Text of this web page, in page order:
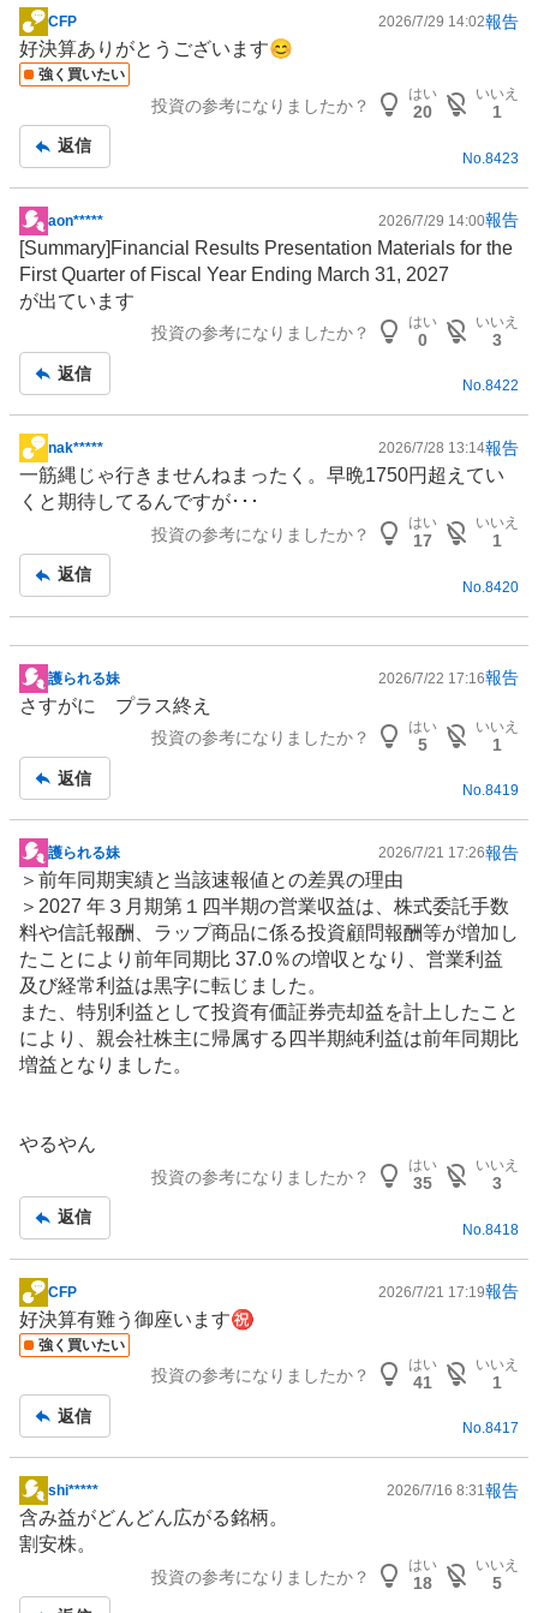
掲
示
板
CFP 2026/7/29 14:02報告
好決算ありがとうございます😊
強く買いたい
投資の参考になりましたか？
はい
20
いいえ
1
返信
No. 8423
掲
示
板
記
aon***** 2026/7/29 14:00報告
[Summary]Financial Results Presentation Materials for the
First Quarter of Fiscal Year Ending March 31, 2027
が出ています
投資の参考になりましたか？
はい
0
いいえ
3
返信
No.8422
掲
板
nak***** 2026/7/28 13:14報告
一筋縄じゃ行きませんねまったく。早晩1750円超えてい
くと期待してるんですが･･･
投資の参考になりましたか？
はい
17
いいえ
1
返信
No. 8420
掲
示
事
護られる妹 2026/7/22 17:16報告
さすがに プラス終え
投資の参考になりましたか？
はい
5
いいえ
1
返信
No.8419
掲
示
板
記
事
護られる妹 2026/7/21 17:26報告
＞前年同期実績と当該速報値との差異の理由
＞2027 年３月期第１四半期の営業収益は、株式委託手数
料や信託報酬、ラップ商品に係る投資顧問報酬等が増加し
たことにより前年同期比 37.0％の増収となり、営業利益
及び経常利益は黒字に転じました。
また、特別利益として投資有価証券売却益を計上したこと
により、親会社株主に帰属する四半期純利益は前年同期比
増益となりました。
やるやん
投資の参考になりましたか？
はい
35
いいえ
3
返信
No. 8418
掲
示
板
CFP 2026/7/21 17:19報告
好決算有難う御座います㊗️
強く買いたい
投資の参考になりましたか？
はい
41
いいえ
1
返信
No.8417
掲
示
板
shi***** 2026/7/16 8:31報告
含み益がどんどん広がる銘柄。
割安株。
投資の参考になりましたか？
はい
18
いいえ
5